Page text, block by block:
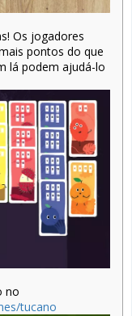
Os jogadores
pontos do que
lá podem ajudá-lo
no
tucano